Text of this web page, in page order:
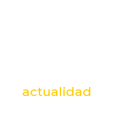
actualidad